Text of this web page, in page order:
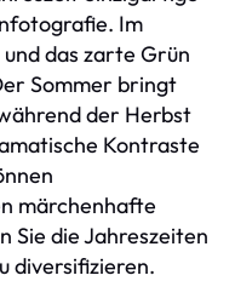
Im
das zarte Grün
Sommer bringt
der Herbst
Kontraste
märchenhafte
Sie die Jahreszeiten
diversifizieren.